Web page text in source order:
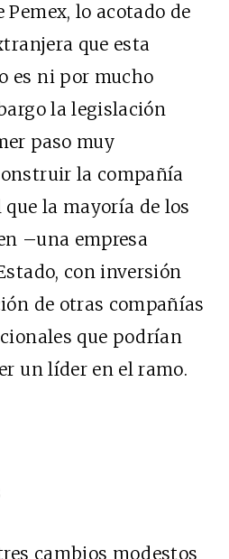
Pemex, lo acotado de
que esta
es ni por mucho
la legislación
paso muy
la compañía
la mayoría de los
–una empresa
con inversión
de otras compañías
que podrían
un líder en el ramo.
cambios modestos